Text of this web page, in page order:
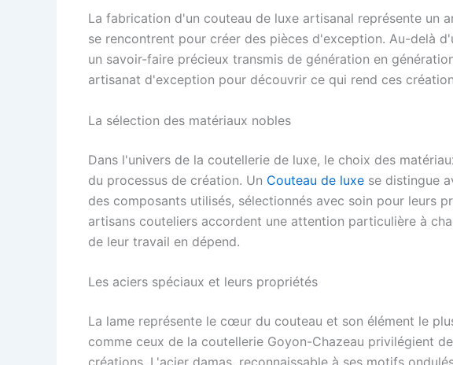
La fabrication d'un couteau de luxe artisanal représente un
se rencontrent pour créer des pièces d'exception. Au-delà
un savoir-faire précieux transmis de génération en
artisanat d'exception pour découvrir ce qui rend ces
La sélection des matériaux nobles
Dans l'univers de la coutellerie de luxe, le choix des
du processus de création. Un Couteau de luxe se distingue
des composants utilisés, sélectionnés avec soin pour leurs
artisans couteliers accordent une attention particulière à
de leur travail en dépend.
Les aciers spéciaux et leurs propriétés
La lame représente le cœur du couteau et son élément le
comme ceux de la coutellerie Goyon-Chazeau privilégient